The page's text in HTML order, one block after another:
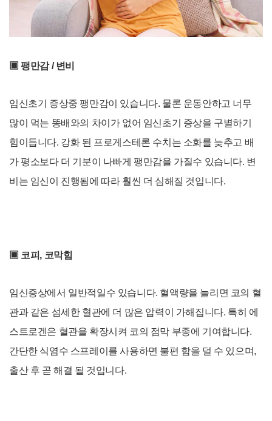
▣ 팽만감 / 변비
임신초기 증상중 팽만감이 있습니다. 물론 운동안하고 너무
많이 먹는 똥배와의 차이가 없어 임신초기 증상을 구별하기
힘이듭니다. 강화 된 프로게스테론 수치는 소화를 늦추고 배
가 평소보다 더 기분이 나빠게 팽만감을 가질수 있습니다. 변
비는 임신이 진행됨에 따라 훨씬 더 심해질 것입니다.
▣ 코피, 코막힘
임신증상에서 일반적일수 있습니다. 혈액량을 늘리면 코의 혈
관과 같은 섬세한 혈관에 더 많은 압력이 가해집니다. 특히 에
스트로겐은 혈관을 확장시켜 코의 점막 부종에 기여합니다.
간단한 식염수 스프레이를 사용하면 불편 함을 덜 수 있으며,
출산 후 곧 해결 될 것입니다.